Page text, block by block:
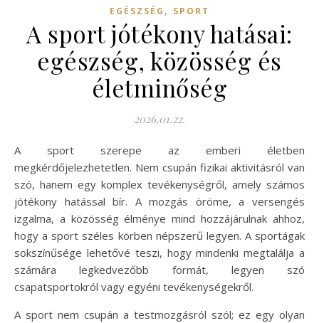
EGÉSZSÉG , SPORT
A sport jótékony hatásai:
egészség, közösség és
életminőség
2026.01.22.
A sport szerepe az emberi életben
megkérdőjelezhetetlen. Nem csupán fizikai aktivitásról van
szó, hanem egy komplex tevékenységről, amely számos
jótékony hatással bír. A mozgás öröme, a versengés
izgalma, a közösség élménye mind hozzájárulnak ahhoz,
hogy a sport széles körben népszerű legyen. A sportágak
sokszínűsége lehetővé teszi, hogy mindenki megtalálja a
számára legkedvezőbb formát, legyen szó
csapatsportokról vagy egyéni tevékenységekről.
A sport nem csupán a testmozgásról szól; ez egy olyan